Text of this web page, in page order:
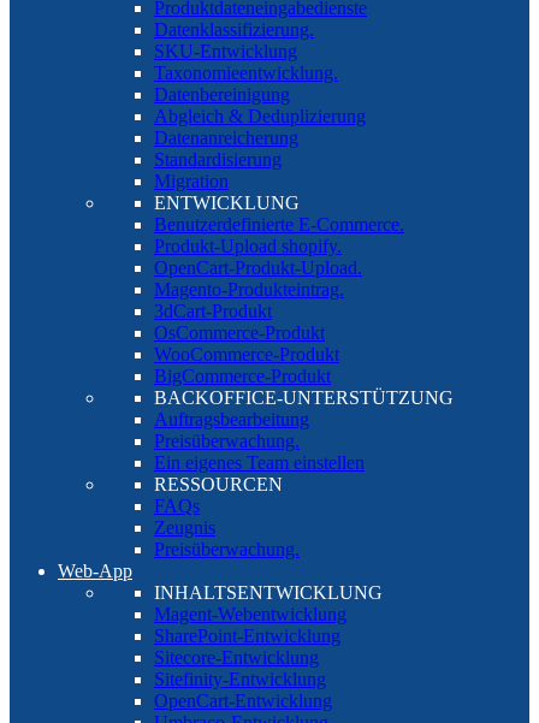
Produktdateneingabedienste
Datenklassifizierung.
SKU-Entwicklung
Taxonomieentwicklung.
Datenbereinigung
Abgleich & Deduplizierung
Datenanreicherung
Standardisierung
Migration
ENTWICKLUNG
Benutzerdefinierte E-Commerce.
Produkt-Upload shopify.
OpenCart-Produkt-Upload.
Magento-Produkteintrag.
3dCart-Produkt
OsCommerce-Produkt
WooCommerce-Produkt
BigCommerce-Produkt
BACKOFFICE-UNTERSTÜTZUNG
Auftragsbearbeitung
Preisüberwachung.
Ein eigenes Team einstellen
RESSOURCEN
FAQs
Zeugnis
Preisüberwachung.
Web-App
INHALTSENTWICKLUNG
Magent-Webentwicklung
SharePoint-Entwicklung
Sitecore-Entwicklung
Sitefinity-Entwicklung
OpenCart-Entwicklung